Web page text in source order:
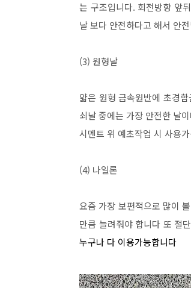
는 구조입니다. 회전방향 앞
날 보다 안전하다고 해서 안
(3) 원형날
얇은 원형 금속원반에 초경
쇠날 중에는 가장 안전한 날
시멘트 위 예초작업 시 사용
(4) 나일론
요즘 가장 보편적으로 많이
만큼 늘려줘야 합니다 또 절
누구나 다 이용가능합니다